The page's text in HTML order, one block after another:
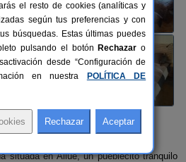
situada en Allué, un pueblecito tranquilo
el resto de cookies (analíticas y
según tus preferencias y con
búsquedas. Estas últimas puedes
pulsando el botón Rechazar o
desde “Configuración de
en nuestra
POLÍTICA DE